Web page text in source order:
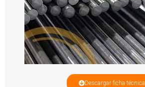
1 3/4
2
2 1/4
2 1/2
3
Descargar ficha técnica